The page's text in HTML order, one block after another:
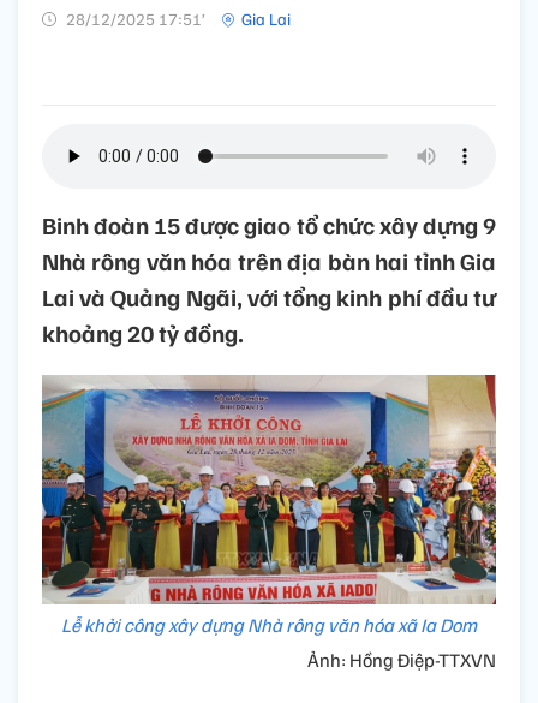
28/12/2025 17:51’ Gia Lai
Binh đoàn 15 được giao tổ chức xây dựng 9
Nhà rông văn hóa trên địa bàn hai tỉnh Gia
Lai và Quảng Ngãi, với tổng kinh phí đầu tư
khoảng 20 tỷ đồng.
Lễ khởi công xây dựng Nhà rông văn hóa xã Ia Dom
Ảnh: Hồng Điệp-TTXVN